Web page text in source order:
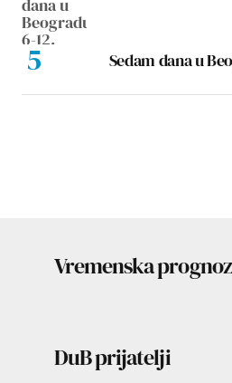
Sedam dana u
Vremenska
DuB prijatelji